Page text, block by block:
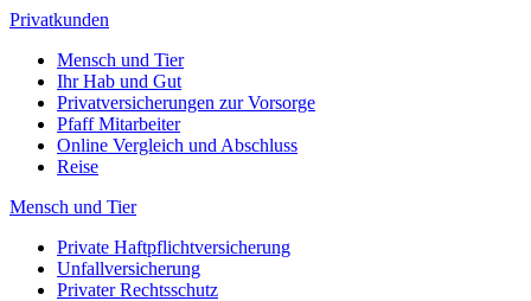
Privatkunden
Mensch und Tier
Ihr Hab und Gut
Privatversicherungen zur Vorsorge
Pfaff Mitarbeiter
Online Vergleich und Abschluss
Reise
Mensch und Tier
Private Haftpflichtversicherung
Unfallversicherung
Privater Rechtsschutz